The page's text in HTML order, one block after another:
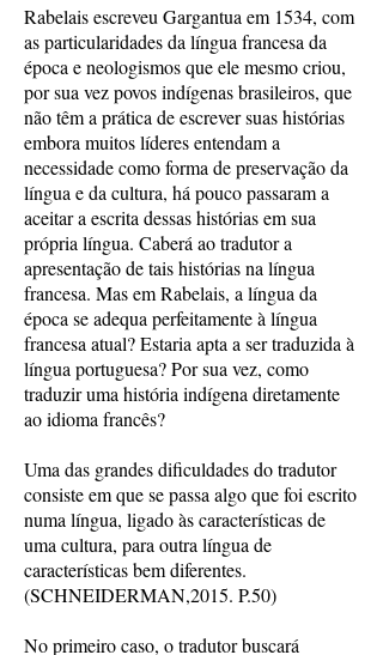
Rabelais escreveu Gargantua em 1534, com
as particularidades da língua francesa da
época e neologismos que ele mesmo criou,
por sua vez povos indígenas brasileiros, que
não têm a prática de escrever suas histórias
embora muitos líderes entendam a
necessidade como forma de preservação da
língua e da cultura, há pouco passaram a
aceitar a escrita dessas histórias em sua
própria língua. Caberá ao tradutor a
apresentação de tais histórias na língua
francesa. Mas em Rabelais, a língua da
época se adequa perfeitamente à língua
francesa atual? Estaria apta a ser traduzida à
língua portuguesa? Por sua vez, como
traduzir uma história indígena diretamente
ao idioma francês?
Uma das grandes dificuldades do tradutor
consiste em que se passa algo que foi escrito
numa língua, ligado às características de
uma cultura, para outra língua de
características bem diferentes.
(SCHNEIDERMAN,2015. P.50)
No primeiro caso, o tradutor buscará